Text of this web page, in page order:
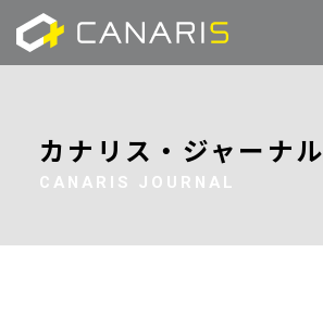
カナリス・ジャーナル
CANARIS JOURNAL